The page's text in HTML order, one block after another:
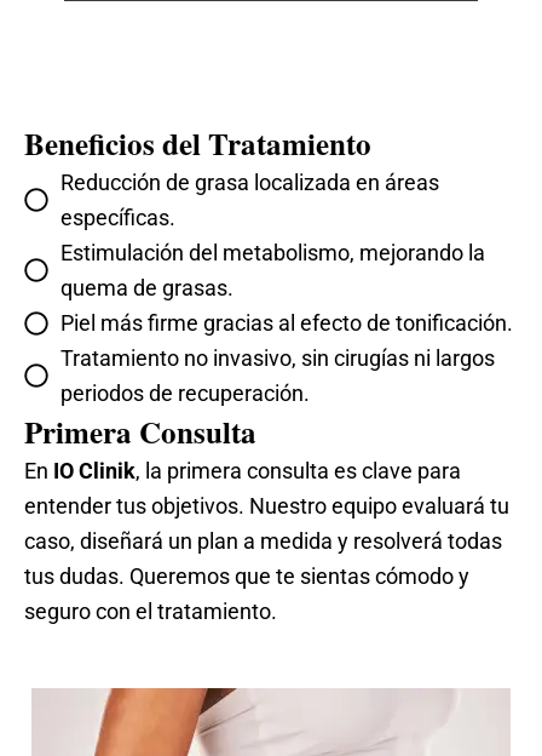
Beneficios del Tratamiento
Reducción de grasa localizada en áreas
específicas.
Estimulación del metabolismo, mejorando la
quema de grasas.
Piel más firme gracias al efecto de tonificación.
Tratamiento no invasivo, sin cirugías ni largos
periodos de recuperación.
Primera Consulta
En IO Clinik, la primera consulta es clave para
entender tus objetivos. Nuestro equipo evaluará tu
caso, diseñará un plan a medida y resolverá todas
tus dudas. Queremos que te sientas cómodo y
seguro con el tratamiento.